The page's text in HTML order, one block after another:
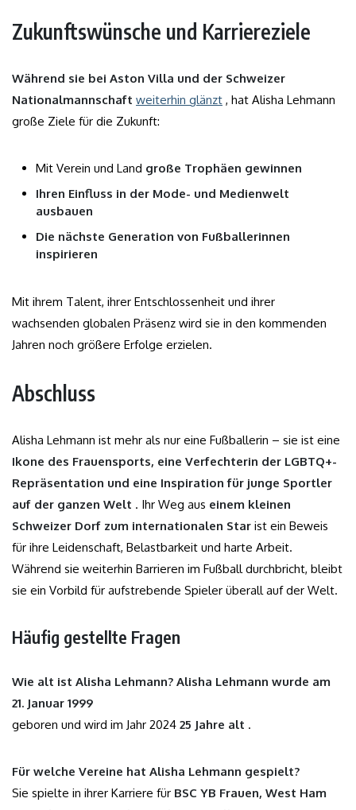
Zukunftswünsche und Karriereziele
Während sie bei Aston Villa und der Schweizer
Nationalmannschaft weiterhin glänzt , hat Alisha Lehmann
große Ziele für die Zukunft:
Mit Verein und Land große Trophäen gewinnen
Ihren Einfluss in der Mode- und Medienwelt
ausbauen
Die nächste Generation von Fußballerinnen
inspirieren
Mit ihrem Talent, ihrer Entschlossenheit und ihrer
wachsenden globalen Präsenz wird sie in den kommenden
Jahren noch größere Erfolge erzielen.
Abschluss
Alisha Lehmann ist mehr als nur eine Fußballerin – sie ist eine
Ikone des Frauensports, eine Verfechterin der LGBTQ+-
Repräsentation und eine Inspiration für junge Sportler
auf der ganzen Welt . Ihr Weg aus einem kleinen
Schweizer Dorf zum internationalen Star ist ein Beweis
für ihre Leidenschaft, Belastbarkeit und harte Arbeit.
Während sie weiterhin Barrieren im Fußball durchbricht, bleibt
sie ein Vorbild für aufstrebende Spieler überall auf der Welt.
Häufig gestellte Fragen
Wie alt ist Alisha Lehmann? Alisha Lehmann wurde am
21. Januar 1999
geboren und wird im Jahr 2024 25 Jahre alt .
Für welche Vereine hat Alisha Lehmann gespielt?
Sie spielte in ihrer Karriere für BSC YB Frauen, West Ham